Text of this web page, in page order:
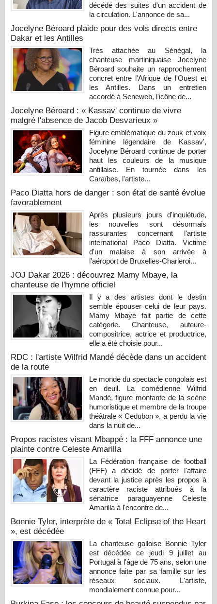
décédé des suites d'un accident de
la circulation. L'annonce de sa...
Jocelyne Béroard plaide pour des vols directs entre
Dakar et les Antilles
Très attachée au Sénégal, la
chanteuse martiniquaise Jocelyne
Béroard souhaite un rapprochement
concret entre l'Afrique de l'Ouest et
les Antilles. Dans un entretien
accordé à Seneweb, l'icône de...
Jocelyne Béroard : « Kassav' continue de vivre
malgré l'absence de Jacob Desvarieux »
Figure emblématique du zouk et voix
féminine légendaire de Kassav',
Jocelyne Béroard continue de porter
haut les couleurs de la musique
antillaise. En tournée dans les
Caraïbes, l'artiste...
Paco Diatta hors de danger : son état de santé évolue
favorablement
Après plusieurs jours d'inquiétude,
les nouvelles sont désormais
rassurantes concernant l'artiste
international Paco Diatta. Victime
d'un malaise à son arrivée à
l'aéroport de Bruxelles-Charleroi...
JOJ Dakar 2026 : découvrez Mamy Mbaye, la
chanteuse de l'hymne officiel
Il y a des artistes dont le destin
semble épouser celui de leur pays.
Mamy Mbaye fait partie de cette
catégorie. Chanteuse, auteure-
compositrice, actrice et productrice,
elle a été choisie pour...
RDC : l'artiste Wilfrid Mandé décède dans un accident
de la route
Le monde du spectacle congolais est
en deuil. La comédienne Wilfrid
Mandé, figure montante de la scène
humoristique et membre de la troupe
théâtrale « Cedubon », a perdu la vie
dans la nuit de...
Propos racistes visant Mbappé : la FFF annonce une
plainte contre Celeste Amarilla
La Fédération française de football
(FFF) a décidé de porter l'affaire
devant la justice après les propos à
caractère raciste attribués à la
sénatrice paraguayenne Celeste
Amarilla à l'encontre de...
Bonnie Tyler, interprète de « Total Eclipse of the Heart
», est décédée
La chanteuse galloise Bonnie Tyler
est décédée ce jeudi 9 juillet au
Portugal à l'âge de 75 ans, selon une
annonce faite par sa famille sur les
réseaux sociaux. L'artiste,
mondialement connue pour...